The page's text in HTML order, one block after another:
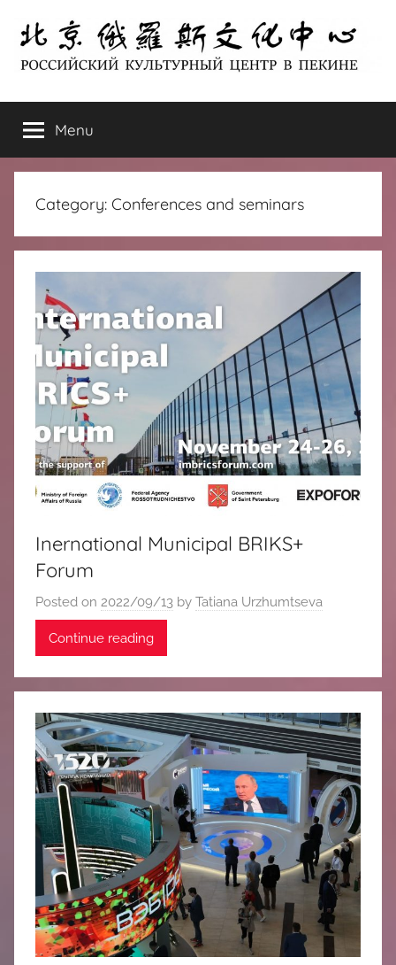
content
北
京
俄
罗
斯
文
化
中
心
ЦЕНТР
В
ПЕКИНЕ
Menu
Category: Conferences and seminars
Inernational Municipal BRIKS+
Forum
Posted on 2022/09/13 by Tatiana Urzhumtseva
Continue reading